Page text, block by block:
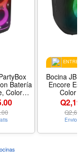
Batería
Color
Bocina
Encore
Color
Q
Envio